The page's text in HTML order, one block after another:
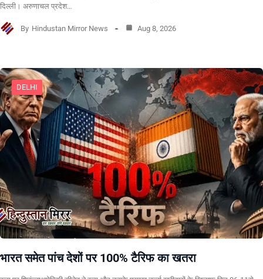
दिल्ली। अरुणाचल प्रदेश…
By Hindustan Mirror News Aug 8, 2026
DELHI
भारत समेत पांच देशों पर 100% टैरिफ का खतरा